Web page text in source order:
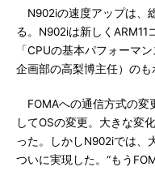
N902iの速度アップは、
る。N902iは新しくARM11
「CPUの基本パフォーマ
企画部の高梨博主任）のも
FOMAへの通信方式の変
してOSの変更。大きな変
った。しかしN902iでは、
ついに実現した。“もう